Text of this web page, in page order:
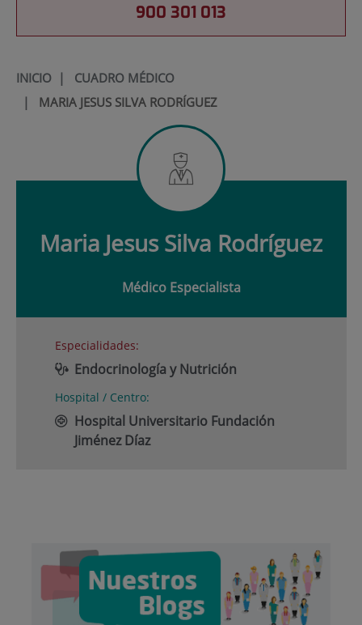
900 301 013
INICIO| CUADRO MÉDICO
| MARIA JESUS SILVA RODRÍGUEZ
Maria Jesus Silva Rodríguez
Médico Especialista
Especialidades:
Endocrinología y Nutrición
Hospital / Centro:
Hospital Universitario Fundación
Jiménez Díaz